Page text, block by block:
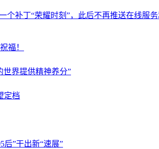
个补丁“荣耀时刻”，此后不再推送在线
福！
世界提供精神养分”
定档
后”干出新“速展”